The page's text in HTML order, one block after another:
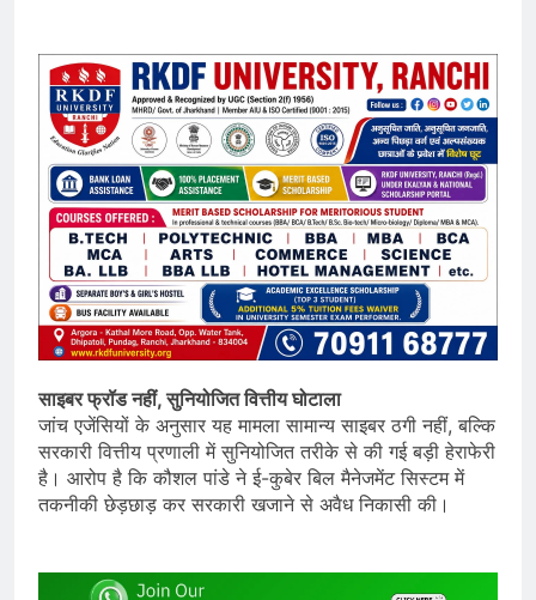
साइबर फ्रॉड नहीं, सुनियोजित वित्तीय घोटाला
जांच एजेंसियों के अनुसार यह मामला सामान्य साइबर ठगी नहीं, बल्कि
सरकारी वित्तीय प्रणाली में सुनियोजित तरीके से की गई बड़ी हेराफेरी
है। आरोप है कि कौशल पांडे ने ई-कुबेर बिल मैनेजमेंट सिस्टम में
तकनीकी छेड़छाड़ कर सरकारी खजाने से अवैध निकासी की।